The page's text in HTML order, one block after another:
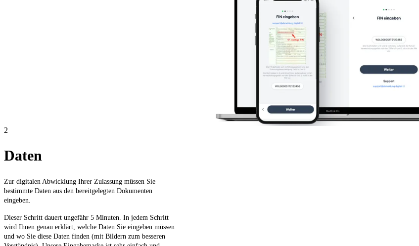
2
Daten
Zur digitalen Abwicklung Ihrer Zulassung müssen Sie
bestimmte Daten aus den bereitgelegten Dokumenten
eingeben.
Dieser Schritt dauert ungefähr 5 Minuten. In jedem Schritt
wird Ihnen genau erklärt, welche Daten Sie eingeben müssen
und wo Sie diese Daten finden (mit Bildern zum besseren